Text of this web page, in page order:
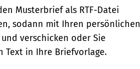
Musterbrief als RTF-Datei
sodann mit Ihren persönlichen
verschicken oder Sie
Text in Ihre Briefvorlage.